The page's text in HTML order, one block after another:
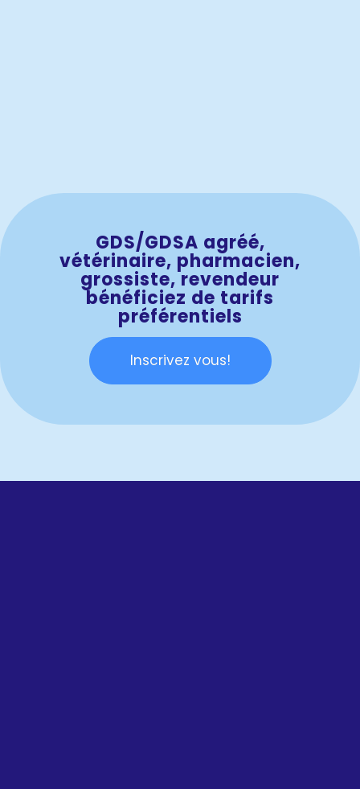
GDS/GDSA agréé,
vétérinaire, pharmacien,
grossiste, revendeur
bénéficiez de tarifs
préférentiels
Inscrivez vous!